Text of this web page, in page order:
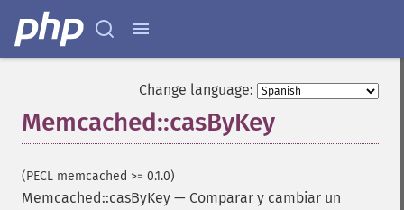
Change language:
Memcached::casByKey
(PECL memcached >= 0.1.0)
Memcached::casByKey — Comparar y cambiar un